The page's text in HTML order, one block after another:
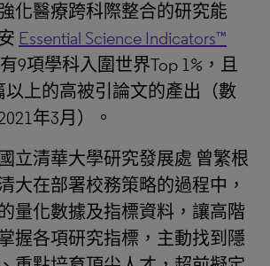
化醫療跨科際整合的研究能
Essential Science Indicators™
9項學科入圍世界Top 1%，且
以上的高被引論文的產出（數
年3月）。
立清華大學研究發展處 曾繁根
大在部署校務策略的過程中，
量化數據及指標資料，讓高階
握各項研究指標，主動找到隱